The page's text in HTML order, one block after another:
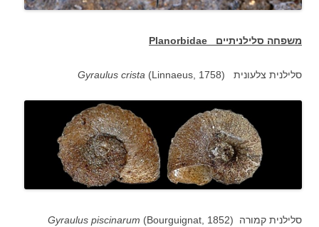
Planorbidae משפחה סלילניתיים
סלילנית צלעונית ( Gyraulus crista (Linnaeus, 1758
סלילנית קמורה ( Gyraulus piscinarum (Bourguignat, 1852